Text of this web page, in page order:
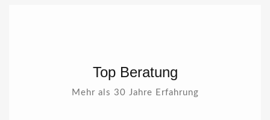
Top Beratung
Mehr als 30 Jahre Erfahrung